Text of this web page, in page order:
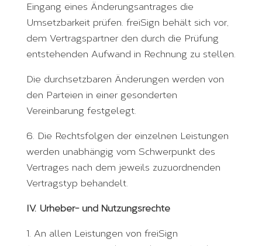
Eingang eines Änderungsantrages die
Umsetzbarkeit prüfen. freiSign behält sich vor,
dem Vertragspartner den durch die Prüfung
entstehenden Aufwand in Rechnung zu stellen.
Die durchsetzbaren Änderungen werden von
den Parteien in einer gesonderten
Vereinbarung festgelegt.
6. Die Rechtsfolgen der einzelnen Leistungen
werden unabhängig vom Schwerpunkt des
Vertrages nach dem jeweils zuzuordnenden
Vertragstyp behandelt.
IV. Urheber- und Nutzungsrechte
1. An allen Leistungen von freiSign